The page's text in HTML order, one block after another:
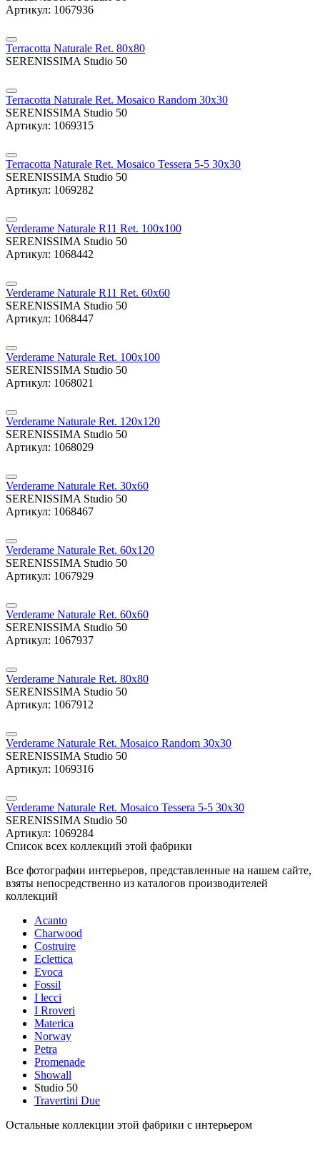
Артикул: 1067936
Terracotta Naturale Ret. 80x80
SERENISSIMA Studio 50
Terracotta Naturale Ret. Mosaico Random 30x30
SERENISSIMA Studio 50
Артикул: 1069315
Terracotta Naturale Ret. Mosaico Tessera 5-5 30x30
SERENISSIMA Studio 50
Артикул: 1069282
Verderame Naturale R11 Ret. 100x100
SERENISSIMA Studio 50
Артикул: 1068442
Verderame Naturale R11 Ret. 60x60
SERENISSIMA Studio 50
Артикул: 1068447
Verderame Naturale Ret. 100x100
SERENISSIMA Studio 50
Артикул: 1068021
Verderame Naturale Ret. 120x120
SERENISSIMA Studio 50
Артикул: 1068029
Verderame Naturale Ret. 30x60
SERENISSIMA Studio 50
Артикул: 1068467
Verderame Naturale Ret. 60x120
SERENISSIMA Studio 50
Артикул: 1067929
Verderame Naturale Ret. 60x60
SERENISSIMA Studio 50
Артикул: 1067937
Verderame Naturale Ret. 80x80
SERENISSIMA Studio 50
Артикул: 1067912
Verderame Naturale Ret. Mosaico Random 30x30
SERENISSIMA Studio 50
Артикул: 1069316
Verderame Naturale Ret. Mosaico Tessera 5-5 30x30
SERENISSIMA Studio 50
Артикул: 1069284
Список всех коллекций этой фабрики
Все фотографии интерьеров, представленные на нашем сайте,
взяты непосредственно из каталогов производителей
коллекций
Acanto
Charwood
Costruire
Eclettica
Evoca
Fossil
I lecci
I Rroveri
Materica
Norway
Petra
Promenade
Showall
Studio 50
Travertini Due
Остальные коллекции этой фабрики с интерьером